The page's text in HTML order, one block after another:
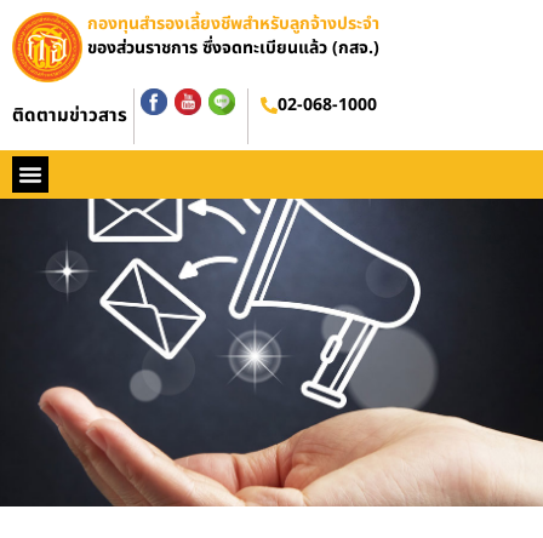
กองทุนสำรองเลี้ยงชีพสำหรับลูกจ้างประจำ
ของส่วนราชการ ซึ่งจดทะเบียนแล้ว (กสจ.)
ติดตามข่าวสาร 02-068-1000